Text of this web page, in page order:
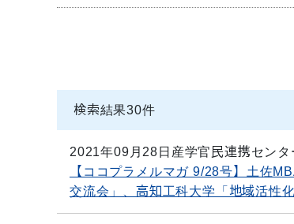
検索結果30件
2021年09月28日 産学官民連携セン
【ココプラメルマガ 9/28号】土佐
交流会」、高知工科大学「地域活性